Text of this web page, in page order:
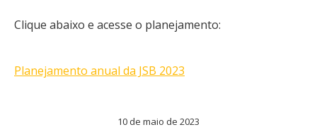
Clique abaixo e acesse o planejamento:
Planejamento anual da JSB 2023
10 de maio de 2023